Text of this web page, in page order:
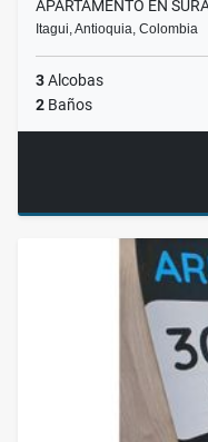
APARTAMENTO EN
Itagui, Antioquia, Colombia
3Alcobas
2 Baños